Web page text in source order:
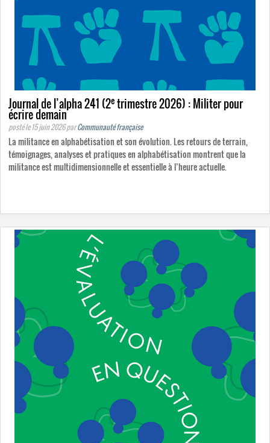
Journal de l’alpha 241 (2etrimestre 2026) : Militer pour
écrire demain
posté le 15 juin 2026parCommunauté française
La militance en alphabétisation et son évolution. Les retours de terrain,
témoignages, analyses et pratiques en alphabétisation montrent que la
militance est multidimensionnelle et essentielle à l’heure actuelle.